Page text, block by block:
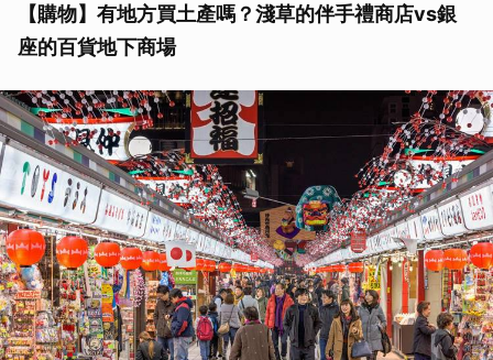
【購物】有地方買土產嗎？淺草的伴手禮商店vs銀
座的百貨地下商場